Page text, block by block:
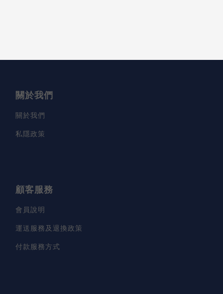
關於我們
關於我們
私隱政策
顧客服務
會員說明
運送服務及退換政策
付款服務方式